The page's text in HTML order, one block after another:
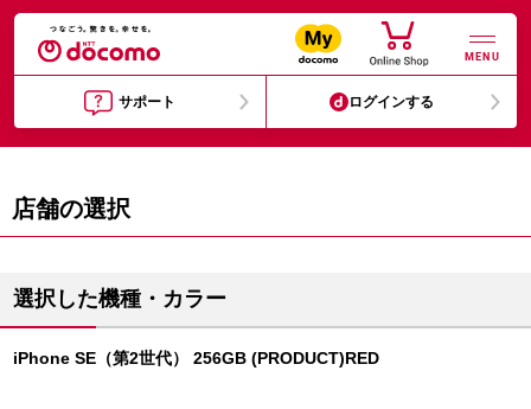
MENU
サポート ログインする
店舗の選択
選択した機種・カラー
iPhone SE（第2世代） 256GB (PRODUCT)RED